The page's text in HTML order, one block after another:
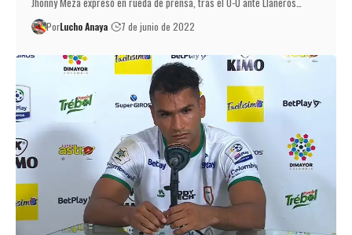
PorLucho Anaya 7 de junio de 2022